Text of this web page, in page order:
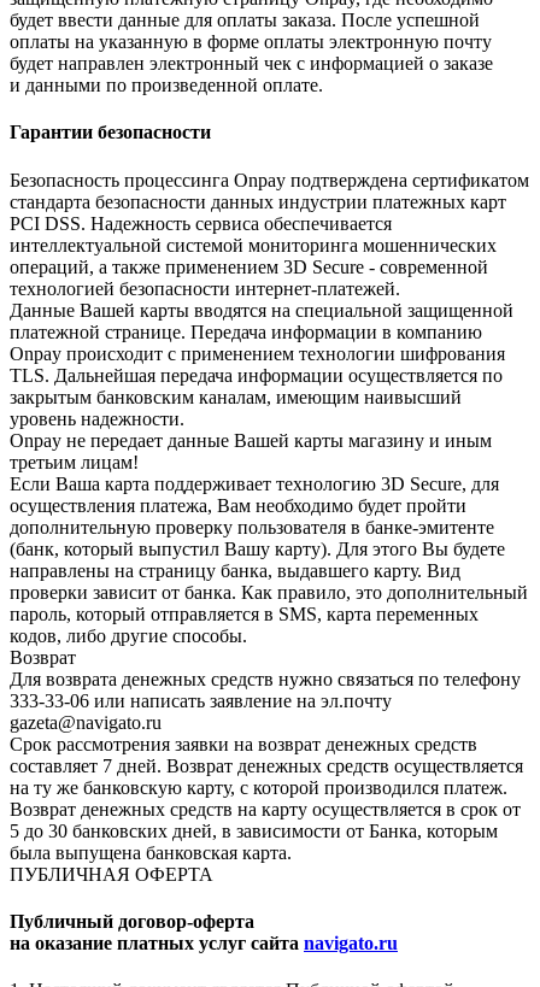
будет ввести данные для оплаты заказа. После успешной
оплаты на указанную в форме оплаты электронную почту
будет направлен электронный чек с информацией о заказе
и данными по произведенной оплате.
Гарантии безопасности
Безопасность процессинга Onpay подтверждена сертификатом
стандарта безопасности данных индустрии платежных карт
PCI DSS. Надежность сервиса обеспечивается
интеллектуальной системой мониторинга мошеннических
операций, а также применением 3D Secure - современной
технологией безопасности интернет-платежей.
Данные Вашей карты вводятся на специальной защищенной
платежной странице. Передача информации в компанию
Onpay происходит с применением технологии шифрования
TLS. Дальнейшая передача информации осуществляется по
закрытым банковским каналам, имеющим наивысший
уровень надежности.
Onpay не передает данные Вашей карты магазину и иным
третьим лицам!
Если Ваша карта поддерживает технологию 3D Secure, для
осуществления платежа, Вам необходимо будет пройти
дополнительную проверку пользователя в банке-эмитенте
(банк, который выпустил Вашу карту). Для этого Вы будете
направлены на страницу банка, выдавшего карту. Вид
проверки зависит от банка. Как правило, это дополнительный
пароль, который отправляется в SMS, карта переменных
кодов, либо другие способы.
Возврат
Для возврата денежных средств нужно связаться по телефону
333-33-06 или написать заявление на эл.почту
gazeta@navigato.ru
Срок рассмотрения заявки на возврат денежных средств
составляет 7 дней. Возврат денежных средств осуществляется
на ту же банковскую карту, с которой производился платеж.
Возврат денежных средств на карту осуществляется в срок от
5 до 30 банковских дней, в зависимости от Банка, которым
была выпущена банковская карта.
ПУБЛИЧНАЯ ОФЕРТА
Публичный договор-оферта
на оказание платных услуг сайта navigato.ru